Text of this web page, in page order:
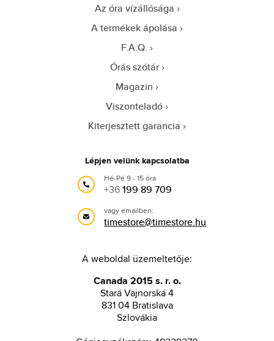
Az óra vízállósága
A termékek ápolása
F.A.Q.
Órás szótár
Magazin
Viszonteladó
Kiterjesztett garancia
Lépjen velünk kapcsolatba
Hé-Pé 9 - 15 óra
+36199 89 709
vagy emailben:
timestore@timestore.hu
A weboldal üzemeltetője:
Canada 2015 s. r. o.
Stará Vajnorská 4
831 04 Bratislava
Szlovákia